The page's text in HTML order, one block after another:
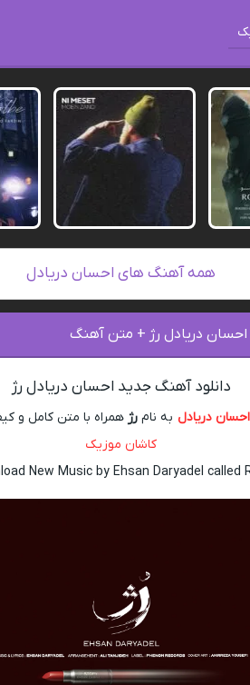
همه آهنگ های احسان دریادل
احسان دریادل رژ + متن آهنگ
دانلود آهنگ جدید احسان دریادل رژ
احسان دریادل به نامرژ همراه با متن کامل و کیفیت 320 از
کاشان موزیک
New Music by Ehsan Daryadel called